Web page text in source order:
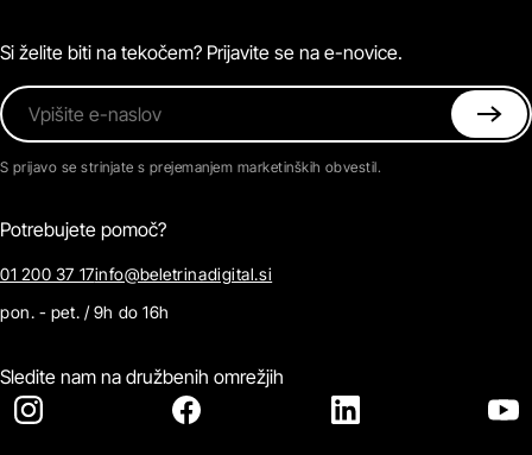
Kontaktirajte nas
Si želite biti na tekočem? Prijavite se na e-novice.
Vpišite e-naslov
S prijavo se strinjate s prejemanjem marketinških obvestil.
Potrebujete pomoč?
01 200 37 17info@beletrinadigital.si
pon. - pet. / 9h do 16h
Sledite nam na družbenih omrežjih